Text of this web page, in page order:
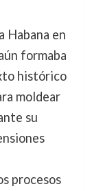
Habana en
formaba
histórico
moldear
su
procesos